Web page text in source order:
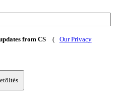
from CS (
Our Privacy